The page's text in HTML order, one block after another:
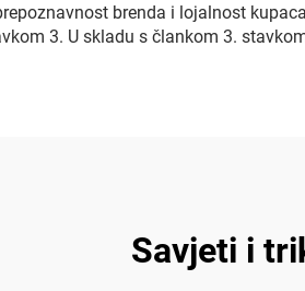
brenda i lojalnost
3. U skladu s člankom 3.
Savjeti i